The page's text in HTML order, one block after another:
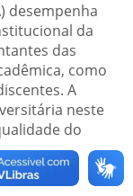
desempenha
da
das
como
A
neste
do